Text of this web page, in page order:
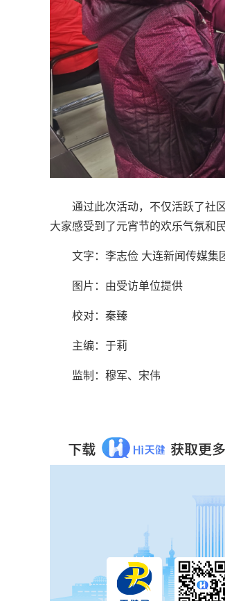
通过此次活动，不仅活跃了社
大家感受到了元宵节的欢乐气氛和
文字：李志俭 大连新闻传媒集
图片：由受访单位提供
校对：秦臻
主编：于莉‍‍‍
监制：穆军、宋伟